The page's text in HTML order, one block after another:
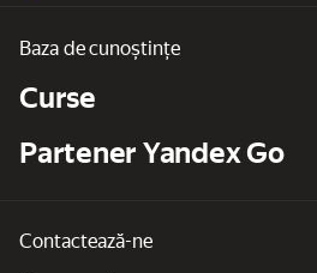
Baza de cunoștințe
Curse
Partener Yandex Go
Contactează-ne